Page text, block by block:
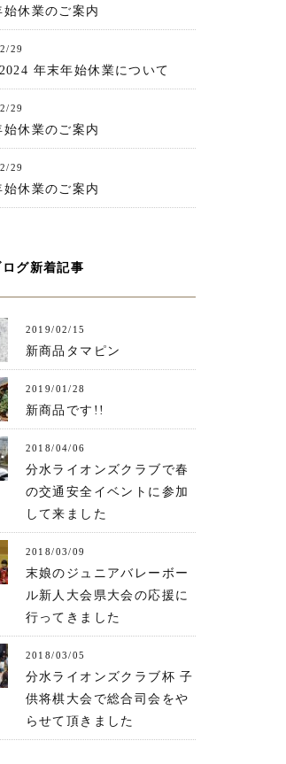
始休業のご案内
29
年末年始休業について
29
始休業のご案内
29
始休業のご案内
ログ新着記事
2019/02/15
新商品タマピン
2019/01/28
新商品です!!
2018/04/06
分水ライオンズクラブで春
の交通安全イベントに参加
して来ました
2018/03/09
末娘のジュニアバレーボー
ル新人大会県大会の応援に
行ってきました
2018/03/05
分水ライオンズクラブ杯 子
供将棋大会で総合司会をや
らせて頂きました